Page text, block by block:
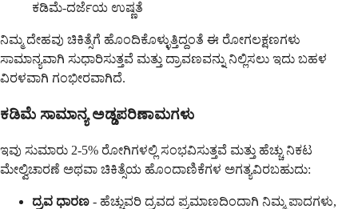
ಕಡಿಮೆ-ದರ್ಜೆಯ ಉಷ್ಣತೆ
ನಿಮ್ಮ ದೇಹವು ಚಿಕಿತ್ಸೆಗೆ ಹೊಂದಿಕೊಳ್ಳುತ್ತಿದ್ದಂತೆ ಈ ರೋಗಲಕ್ಷಣಗಳು
ಸಾಮಾನ್ಯವಾಗಿ ಸುಧಾರಿಸುತ್ತವೆ ಮತ್ತು ದ್ರಾವಣವನ್ನು ನಿಲ್ಲಿಸಲು ಇದು ಬಹಳ
ವಿರಳವಾಗಿ ಗಂಭೀರವಾಗಿದೆ.
ಕಡಿಮೆ ಸಾಮಾನ್ಯ ಅಡ್ಡಪರಿಣಾಮಗಳು
ಇವು ಸುಮಾರು 2-5% ರೋಗಿಗಳಲ್ಲಿ ಸಂಭವಿಸುತ್ತವೆ ಮತ್ತು ಹೆಚ್ಚು ನಿಕಟ
ಮೇಲ್ವಿಚಾರಣೆ ಅಥವಾ ಚಿಕಿತ್ಸೆಯ ಹೊಂದಾಣಿಕೆಗಳ ಅಗತ್ಯವಿರಬಹುದು:
ದ್ರವ ಧಾರಣ - ಹೆಚ್ಚುವರಿ ದ್ರವದ ಪ್ರಮಾಣದಿಂದಾಗಿ ನಿಮ್ಮ ಪಾದಗಳು,